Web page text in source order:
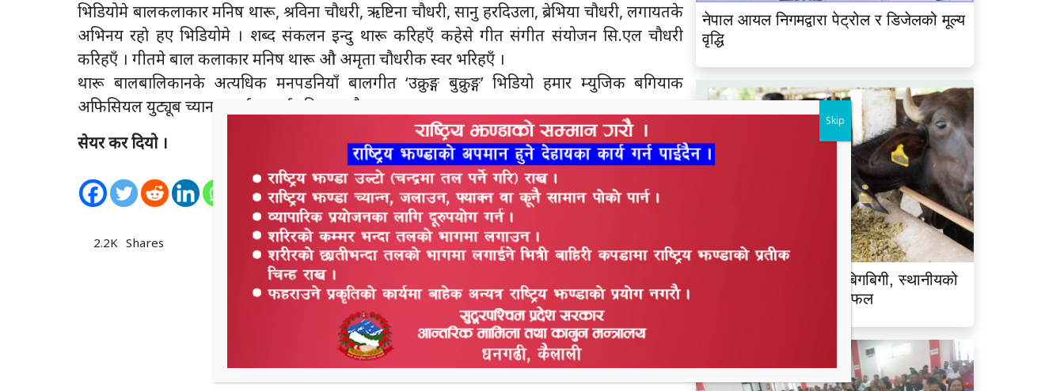
भिडियोमे बालकलाकार मनिष थारू, श्रविना चौधरी, ऋष्टिना चौधरी, सानु हरदिउला, ब्रेभिया चौधरी, लगायतके
अभिनय रहाे हए भिडियोमे । शब्द संकलन इन्दु थारू करिहएँ कहेसे गीत संगीत संयोजन सि.एल चौधरी
करिहएँ । गीतमे बाल कलाकार मनिष थारू औ अमृता चौधरीक स्वर भरिहएँ ।
थारू बालबालिकानके अत्यधिक मनपडनियाँ बालगीत ‘उक्रुङ्ग बुक्रुङ्ग’ भिडियो हमार म्युजिक बगियाक
अफिसियल युट्यूब च्यानल मार्फत सार्वजनिक भऔ हए ।
सेयर कर दियो ।
2.2K Shares
नेपाल आयल निगमद्वारा पेट्रोल र डिजेलको मूल्य
वृद्धि
लालझाडीमा भैंसी चोरीको बिगबिगी, स्थानीयको
सक्रियतापछि चोर भाग्न सफल
Skip